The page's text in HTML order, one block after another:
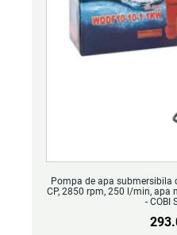
Pompa de apa submersibila
CP, 2850 rpm, 250 l/min, apa
- COBI